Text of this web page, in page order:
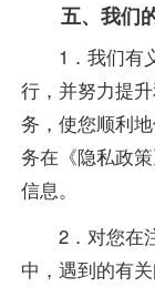
五、我们
1．我们有
行，并努力提
务，使您顺利
务在《隐私政
信息。
2．对您在
中，遇到的有